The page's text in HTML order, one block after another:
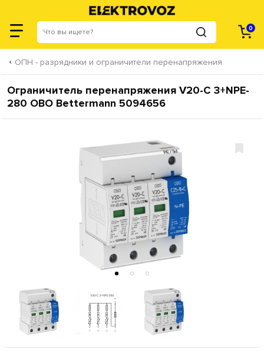
0
ОПН - разрядники и ограничители перенапряжения
Ограничитель перенапряжения V20-C 3+NPE-
280 OBO Bettermann 5094656